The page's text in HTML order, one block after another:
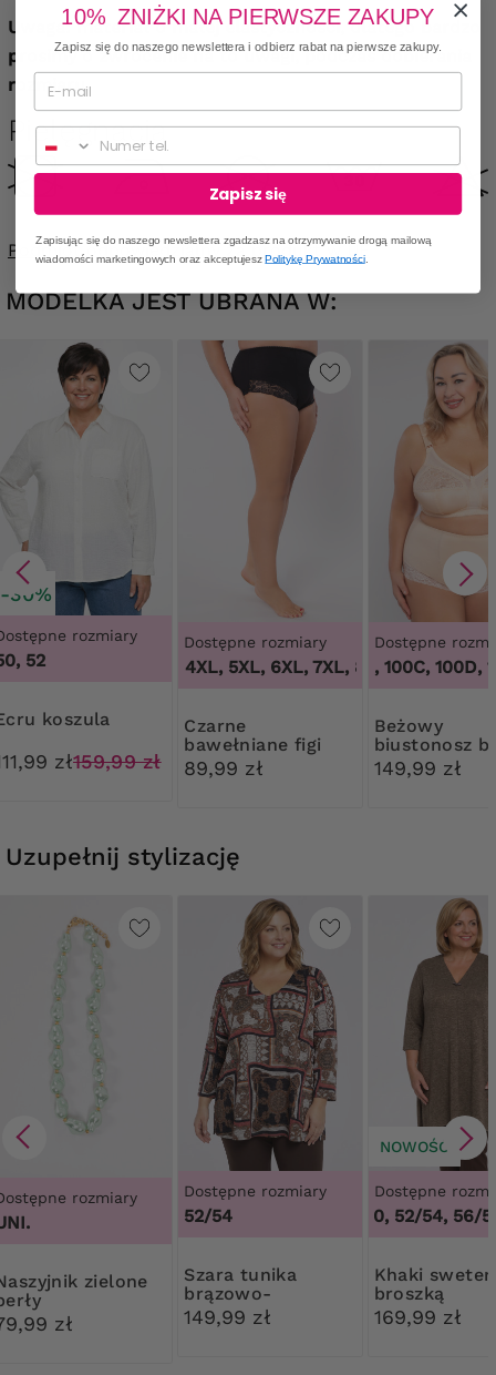
Uwaga: materiał o małej elastyczności, dlatego bardzo
prosimy o zwrócenie na to uwagi, podczas dobierania
rozmiaru.
Pielęgnacja
Podmiot odpowiedzialny za produkt w UE
MODELKA JEST UBRANA W:
-30%
rozmiary
52
Ecru koszula
zł159,99 zł
Dostępne rozmiary
3XL, 4XL, 5XL, 6XL, 7XL, 8XL, 9XL,3XL,
Czarne
bawełniane figi
modelujące z
koronką
89,99 zł
Dostępne
100B, 100C, 100D,
Beżowy
biustonosz
fiszbin
149,99 zł
Uzupełnij stylizację
rozmiary
zł
Dostępne rozmiary
52/54
Szara tunika
brązowo-
czerwone wzory
149,99 zł
NOWOŚĆ
Dostępne
48/50, 52/54, 56/
Khaki sweter z
broszką
169,99 zł
10% ZNIŻKI NA PIERWSZE ZAKUPY
Zapisz się do naszego newslettera i odbierz rabat na pierwsze zakupy.
Numer telefonu
Zapisz się
Zapisując się do naszego newslettera zgadzasz na otrzymywanie drogą mailową
wiadomości marketingowych oraz akceptujeszPolitykę Prywatności.